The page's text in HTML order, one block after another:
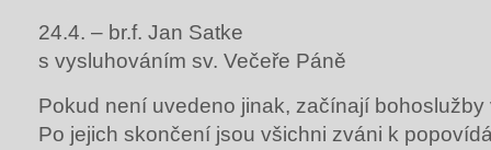
24.4. – br.f. Jan Satke
s vysluhováním sv. Večeře Páně
Pokud není uvedeno jinak, začínají bohoslužby
Po jejich skončení jsou všichni zváni k